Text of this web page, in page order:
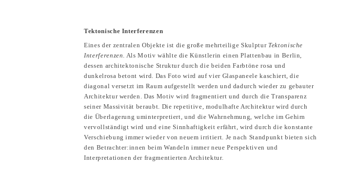
Tektonische Interferenzen
Eines der zentralen Objekte ist die große mehrteilige Skulptur Tektonische
Interferenzen. Als Motiv wählte die Künstlerin einen Plattenbau in Berlin,
dessen architektonische Struktur durch die beiden Farbtöne rosa und
dunkelrosa betont wird. Das Foto wird auf vier Glaspaneele kaschiert, die
diagonal versetzt im Raum aufgestellt werden und dadurch wieder zu gebauter
Architektur werden. Das Motiv wird fragmentiert und durch die Transparenz
seiner Massivität beraubt. Die repetitive, modulhafte Architektur wird durch
die Überlagerung uminterpretiert, und die Wahrnehmung, welche im Gehirn
vervollständigt wird und eine Sinnhaftigkeit erfährt, wird durch die konstante
Verschiebung immer wieder von neuem irritiert. Je nach Standpunkt bieten sich
den Betrachter:innen beim Wandeln immer neue Perspektiven und
Interpretationen der fragmentierten Architektur.